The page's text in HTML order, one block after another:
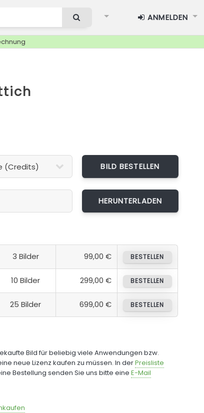
ANMELDEN
BILD BESTELLEN
3 Bilder 99,00 € BESTELLEN
10 Bilder 299,00 € BESTELLEN
25 Bilder 699,00 € BESTELLEN
Bild für beliebig viele Anwendungen bzw.
neue Lizenz kaufen zu müssen. In derPreisliste
Bestellung senden Sie uns bitte eine E-Mail